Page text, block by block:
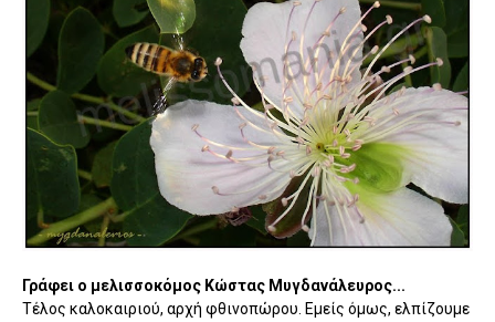
Γράφει ο μελισσοκόμος Κώστας Μυγδανάλευρος...
Τέλος καλοκαιριού, αρχή φθινοπώρου. Εμείς όμως, ελπίζουμε